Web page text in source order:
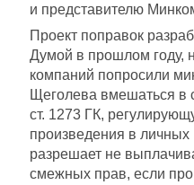
и представителю
Проект поправок
Думой в прошлом году,
компаний попросили
Щеголева вмешаться в
ст. 1273 ГК,
произведения в
разрешает не
смежных прав, если